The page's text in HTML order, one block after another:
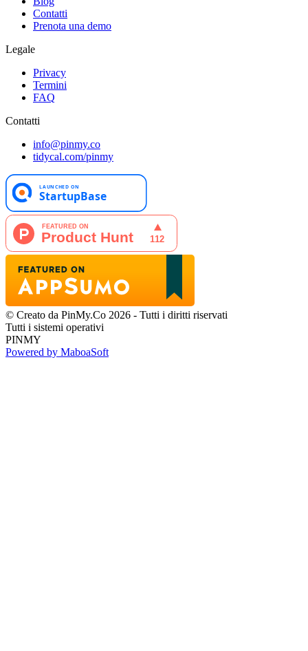
Contatti
Prenota una demo
Legale
Privacy
Termini
FAQ
Contatti
info@pinmy.co
tidycal.com/pinmy
© Creato da PinMy.Co 2026 - Tutti i diritti riservati
Tutti i sistemi operativi
PINMY
Powered by MaboaSoft